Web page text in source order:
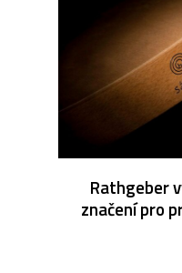
Rathgeber
značení pro